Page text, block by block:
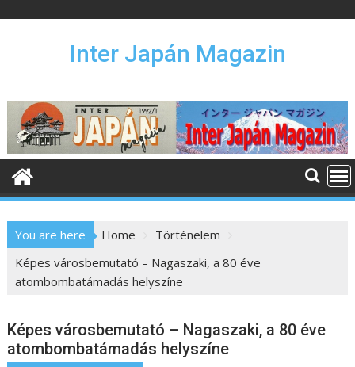
n
e
Inter Japán Magazin
You are here Home
Történelem
Képes városbemutató – Nagaszaki, a 80 éve
atombombatámadás helyszíne
Képes városbemutató – Nagaszaki, a 80 éve
atombombatámadás helyszíne